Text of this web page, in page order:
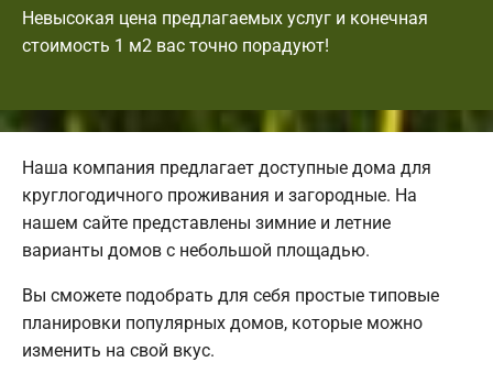
Невысокая цена предлагаемых услуг и конечная
стоимость 1 м2 вас точно порадуют!
Наша компания предлагает доступные дома для
круглогодичного проживания и загородные. На
нашем сайте представлены зимние и летние
варианты домов с небольшой площадью.
Вы сможете подобрать для себя простые типовые
планировки популярных домов, которые можно
изменить на свой вкус.